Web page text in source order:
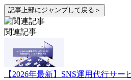
記事上部にジャンプして戻る＞
関連記事
【2026年最新】SNS運用代行サ